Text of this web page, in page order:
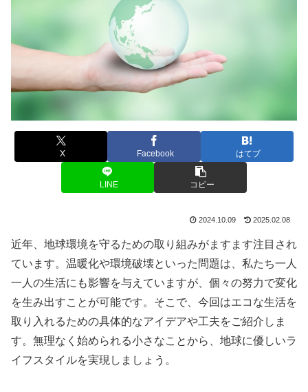
X Facebook はてブ
LINE コピー
2024.10.09 2025.02.08
近年、地球環境を守るための取り組みがますます注目され
ています。温暖化や環境破壊といった問題は、私たち一人
一人の生活にも影響を与えていますが、個々の努力で変化
を生み出すことが可能です。そこで、今回はエコな生活を
取り入れるための具体的なアイデアや工夫をご紹介しま
す。無理なく始められる小さなことから、地球に優しいラ
イフスタイルを実現しましょう。